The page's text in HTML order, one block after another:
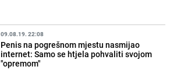
09.08.19. 22:08
Penis na pogrešnom mjestu nasmijao
internet: Samo se htjela pohvaliti svojom
"opremom"